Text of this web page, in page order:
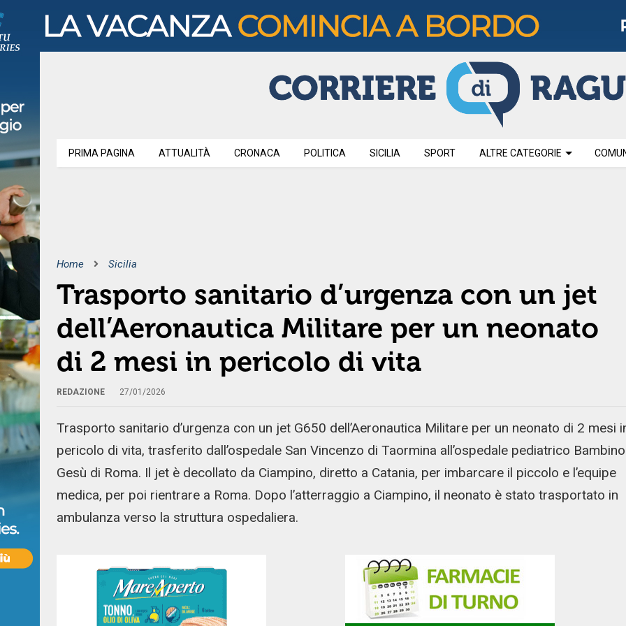
PRIMA PAGINA ATTUALITÀ CRONACA POLITICA SICILIA SPORT ALTRE CATEGORIE
Home Sicilia
Trasporto sanitario d’urgenza con un jet
dell’Aeronautica Militare per un neonato
di 2 mesi in pericolo di vita
REDAZIONE 27/01/2026
Trasporto sanitario d’urgenza con un jet G650 dell’Aeronautica Militare per un neonato di 2 mesi
pericolo di vita, trasferito dall’ospedale San Vincenzo di Taormina all’ospedale pediatrico Bambino
Gesù di Roma. Il jet è decollato da Ciampino, diretto a Catania, per imbarcare il piccolo e l’equipe
medica, per poi rientrare a Roma. Dopo l’atterraggio a Ciampino, il neonato è stato trasportato in
ambulanza verso la struttura ospedaliera.